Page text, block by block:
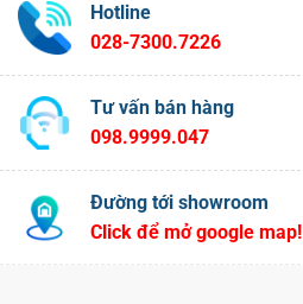
Hotline
028-7300.7226
Tư vấn bán hàng
098.9999.047
Đường tới showroom
Click để mở google map!